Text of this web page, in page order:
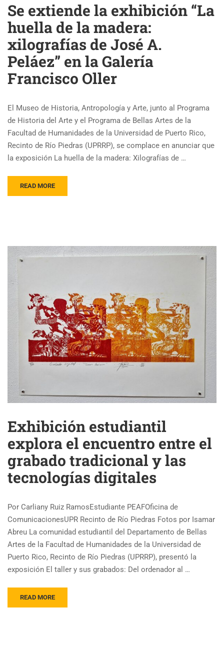
Se extiende la exhibición “La
huella de la madera:
xilografías de José A.
Peláez” en la Galería
Francisco Oller
El Museo de Historia, Antropología y Arte, junto al Programa
de Historia del Arte y el Programa de Bellas Artes de la
Facultad de Humanidades de la Universidad de Puerto Rico,
Recinto de Río Piedras (UPRRP), se complace en anunciar que
la exposición La huella de la madera: Xilografías de …
READ MORE
Exhibición estudiantil
explora el encuentro entre el
grabado tradicional y las
tecnologías digitales
Por Carliany Ruiz RamosEstudiante PEAFOficina de
ComunicacionesUPR Recinto de Río Piedras Fotos por Isamar
Abreu La comunidad estudiantil del Departamento de Bellas
Artes de la Facultad de Humanidades de la Universidad de
Puerto Rico, Recinto de Río Piedras (UPRRP), presentó la
exposición El taller y sus grabados: Del ordenador al …
READ MORE